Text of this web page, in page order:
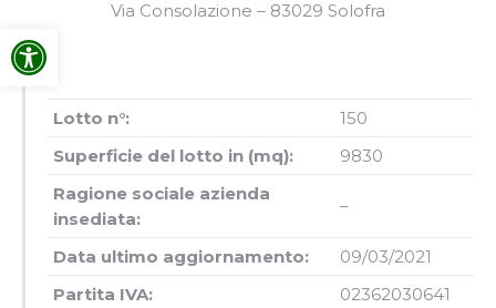
Apri la barra degli strumenti
Via Consolazione – 83029 Solofra
Lotto n°:
150
Superficie del lotto in (mq):
9830
Ragione sociale azienda
insediata:
–
Data ultimo aggiornamento:
09/03/2021
Partita IVA:
02362030641